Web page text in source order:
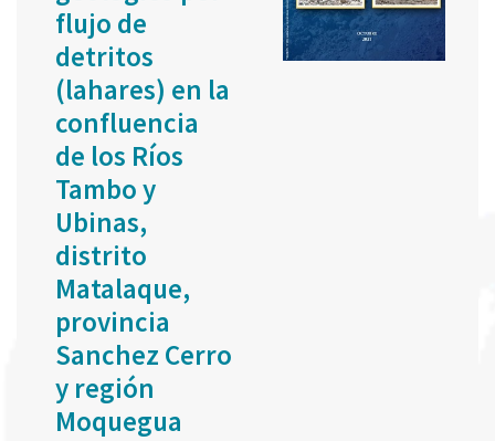
flujo de
detritos
(lahares) en la
confluencia
de los Ríos
Tambo y
Ubinas,
distrito
Matalaque,
provincia
Sanchez Cerro
y región
Moquegua